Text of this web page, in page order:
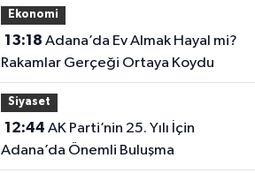
Ekonomi
13:18
Rakamlar Gerçeği Ortaya Koydu
Siyaset
12:44
Adana’da Önemli Buluşma